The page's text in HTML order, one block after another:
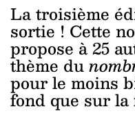
La troisième
sortie ! Cette
propose à 25
thème du
pour le moins
fond que sur la